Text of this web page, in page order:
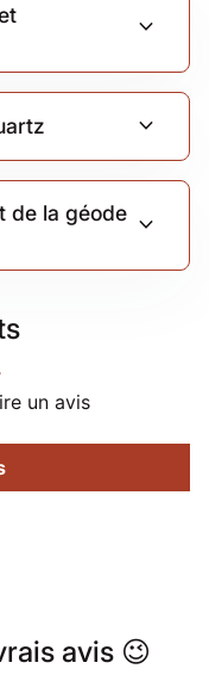
expand_more
expand_more
de la géode expand_more
un avis
avis 😉